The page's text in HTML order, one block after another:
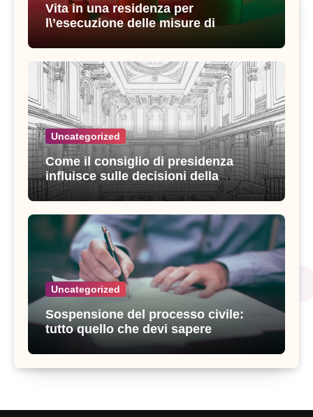
Vita in una residenza per
l\’esecuzione delle misure di
Uncategorized
Come il consiglio di presidenza
influisce sulle decisioni della
giustizia amministrativa
Uncategorized
Sospensione del processo civile:
tutto quello che devi sapere